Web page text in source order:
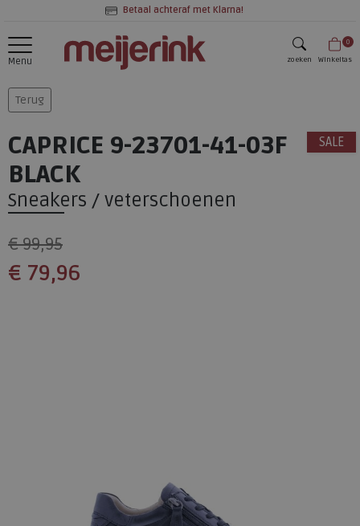
Betaal achteraf met Klarna!
Menu zoeken
0
Winkeltas
Terug
SALE
CAPRICE 9-23701-41-03F
BLACK
Sneakers / veterschoenen
€ 99,95
€ 79,96